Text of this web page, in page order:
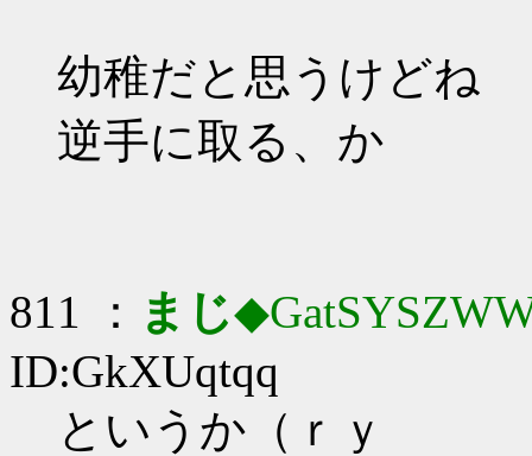
幼稚だと思うけどね
逆手に取る、か
811 ： まじ
ID:GkXUqtqq
というか（ｒｙ